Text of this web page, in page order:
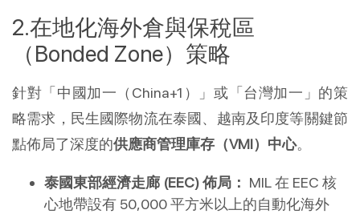
在地化海外倉與保稅區
（Bonded Zone）策略
針對「中國加一（China+1）」或「台灣加一」的策
略需求，民生國際物流在泰國、越南及印度等關鍵節
點佈局了深度的供應商管理庫存（VMI）中心。
泰國東部經濟走廊 (EEC) 佈局： MIL 在 EEC 核
心地帶設有 50,000 平方米以上的自動化海外